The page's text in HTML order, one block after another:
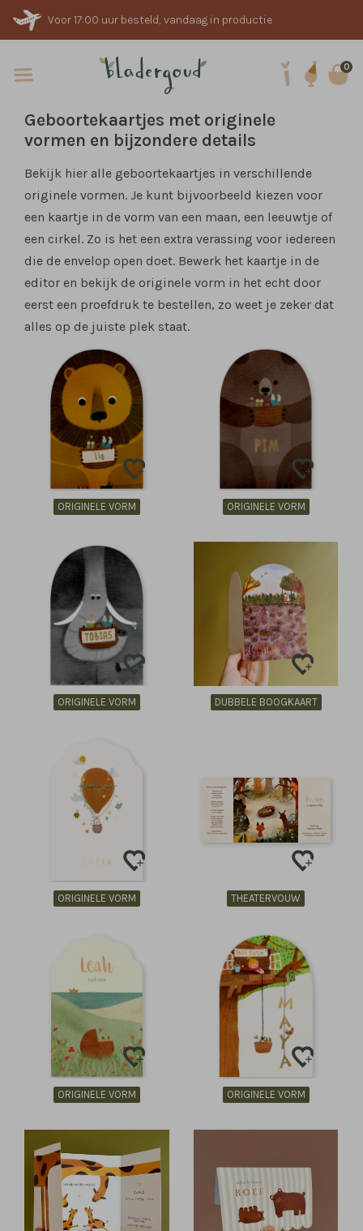
Voor 17:00 uur besteld, vandaag in productie
0
Geboortekaartjes met originele
vormen en bijzondere details
Bekijk hier alle geboortekaartjes in verschillende
originele vormen. Je kunt bijvoorbeeld kiezen voor
een kaartje in de vorm van een maan, een leeuwtje of
een cirkel. Zo is het een extra verassing voor iedereen
die de envelop open doet. Bewerk het kaartje in de
editor en bekijk de originele vorm in het echt door
eerst een proefdruk te bestellen, zo weet je zeker dat
alles op de juiste plek staat.
ORIGINELE VORM ORIGINELE VORM
ORIGINELE VORM DUBBELE BOOGKAART
ORIGINELE VORM THEATERVOUW
ORIGINELE VORM ORIGINELE VORM